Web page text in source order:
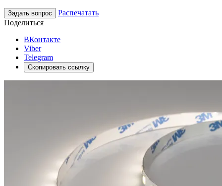
Задать вопрос
Распечатать
Поделиться
ВКонтакте
Viber
Telegram
Скопировать ссылку